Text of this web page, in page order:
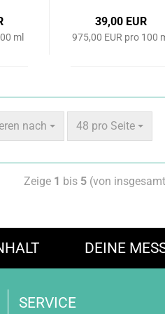
ml
39,00 EUR
975,00 EUR pro 100
nach 48 pro Seite
Zeige 1 bis 5 (von insgesamt
DEINE
SERVICE